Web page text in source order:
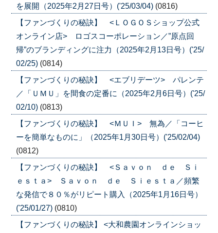
を展開（2025年2月27日号）('25/03/04) (0816)
【ファンづくりの秘訣】 <ＬＯＧＯＳショップ公式
オンライン店> ロゴスコーポレーション／”原点回
帰”のブランディングに注力（2025年2月13日号）('25/
02/25) (0814)
【ファンづくりの秘訣】 <エブリデーツ> パレンテ
／「ＵＭＵ」を間食の定番に（2025年2月6日号）('25/
02/10) (0813)
【ファンづくりの秘訣】 <ＭＵＩ> 無為／「コーヒ
ーを簡単なものに」（2025年1月30日号）('25/02/04)
(0812)
【ファンづくりの秘訣】 <Ｓａｖｏｎ ｄｅ Ｓｉ
ｅｓｔａ> Ｓａｖｏｎ ｄｅ Ｓｉｅｓｔａ／頻繁
な発信で８０％がリピート購入（2025年1月16日号）
('25/01/27) (0810)
【ファンづくりの秘訣】 <大和農園オンラインショッ